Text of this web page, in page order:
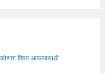
विषय आपल्यासाठी